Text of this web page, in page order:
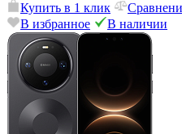
Купить в 1 клик
В избранное
В наличии